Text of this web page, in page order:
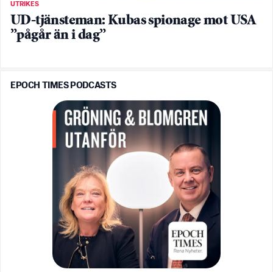
UTRIKES
UD-tjänsteman: Kubas spionage mot USA
”pågår än i dag”
EPOCH TIMES PODCASTS